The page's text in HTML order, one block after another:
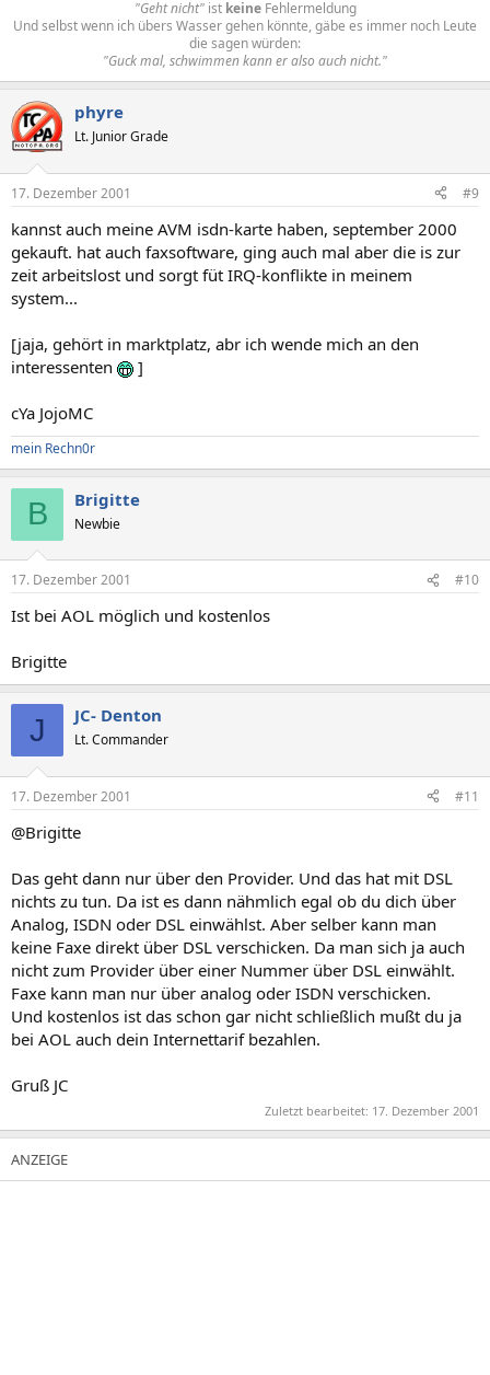
"Geht nicht"ist keineFehlermeldung
Und selbst wenn ich übers Wasser gehen könnte, gäbe es immer noch Leute
die sagen würden:
"Guck mal, schwimmen kann er also auch nicht."
phyre
Lt. Junior Grade
17. Dezember 2001 #9
kannst auch meine AVM isdn-karte haben, september 2000
gekauft. hat auch faxsoftware, ging auch mal aber die is zur
zeit arbeitslost und sorgt füt IRQ-konflikte in meinem
system...
[jaja, gehört in marktplatz, abr ich wende mich an den
interessenten
]
cYa JojoMC
mein Rechn0r
B Brigitte
Newbie
17. Dezember 2001 #10
Ist bei AOL möglich und kostenlos
Brigitte
J JC- Denton
Lt. Commander
17. Dezember 2001 #11
@Brigitte
Das geht dann nur über den Provider. Und das hat mit DSL
nichts zu tun. Da ist es dann nähmlich egal ob du dich über
Analog, ISDN oder DSL einwählst. Aber selber kann man
keine Faxe direkt über DSL verschicken. Da man sich ja auch
nicht zum Provider über einer Nummer über DSL einwählt.
Faxe kann man nur über analog oder ISDN verschicken.
Und kostenlos ist das schon gar nicht schließlich mußt du ja
bei AOL auch dein Internettarif bezahlen.
Gruß JC
Zuletzt bearbeitet: 17. Dezember 2001